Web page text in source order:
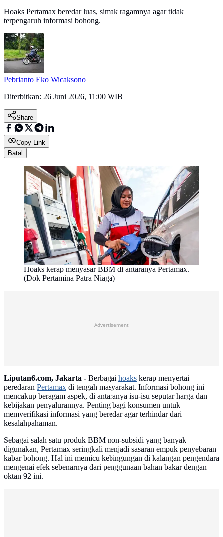
Hoaks Pertamax beredar luas, simak ragamnya agar tidak
terpengaruh informasi bohong.
Pebrianto Eko Wicaksono
Diterbitkan: 26 Juni 2026, 11:00 WIB
Share
Copy Link
Batal
Hoaks kerap menyasar BBM di antaranya Pertamax.
(Dok Pertamina Patra Niaga)
Advertisement
Liputan6.com, Jakarta - Berbagai hoaks kerap menyertai
peredaran Pertamax di tengah masyarakat. Informasi bohong ini
mencakup beragam aspek, di antaranya isu-isu seputar harga dan
kebijakan penyalurannya. Penting bagi konsumen untuk
memverifikasi informasi yang beredar agar terhindar dari
kesalahpahaman.
Sebagai salah satu produk BBM non-subsidi yang banyak
digunakan, Pertamax seringkali menjadi sasaran empuk penyebaran
kabar bohong. Hal ini memicu kebingungan di kalangan pengendara
mengenai efek sebenarnya dari penggunaan bahan bakar dengan
oktan 92 ini.